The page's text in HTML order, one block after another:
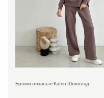
Брюки вязаные Katrin Шоколад